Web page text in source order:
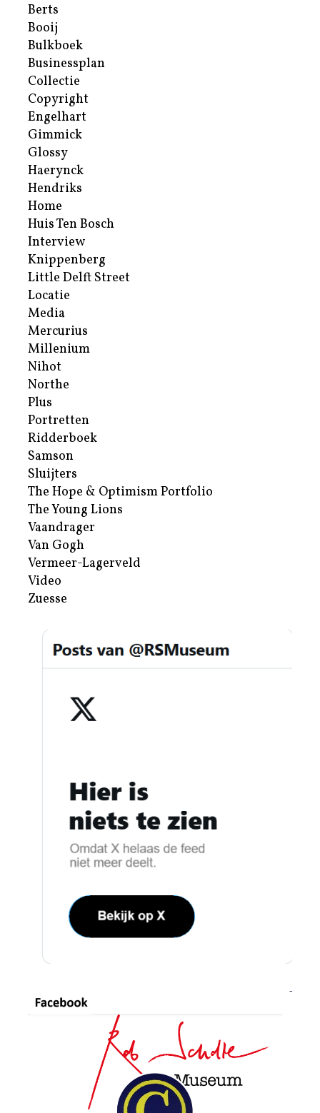
Berts
Booij
Bulkboek
Businessplan
Collectie
Copyright
Engelhart
Gimmick
Glossy
Haerynck
Hendriks
Home
Huis Ten Bosch
Interview
Knippenberg
Little Delft Street
Locatie
Media
Mercurius
Millenium
Nihot
Northe
Plus
Portretten
Ridderboek
Samson
Sluijters
The Hope & Optimism Portfolio
The Young Lions
Vaandrager
Van Gogh
Vermeer-Lagerveld
Video
Zuesse